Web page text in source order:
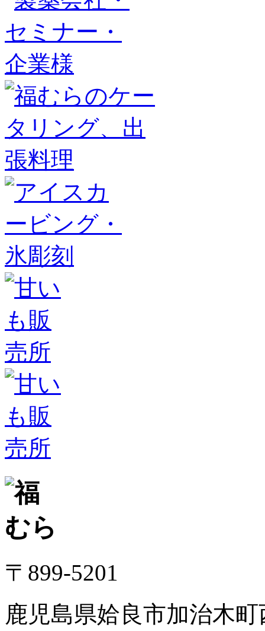
〒899-5201
鹿児島県姶良市加治木町